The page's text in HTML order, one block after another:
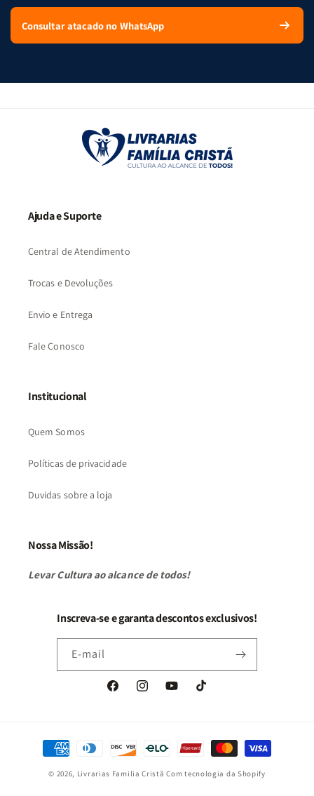
Consultar atacado no WhatsApp
Ajuda e Suporte
Central de Atendimento
Trocas e Devoluções
Envio e Entrega
Fale Conosco
Institucional
Quem Somos
Políticas de privacidade
Duvidas sobre a loja
Nossa Missão!
Levar Cultura ao alcance de todos!
Inscreva-se e garanta descontos exclusivos!
E-mail
FacebookInstagramYouTubeTikTok
Formas
de
pagamento
© 2026, Livrarias Familia Cristã Com tecnologia da Shopify